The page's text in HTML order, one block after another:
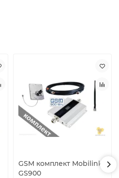
GSM комплект Mobilink
GS900